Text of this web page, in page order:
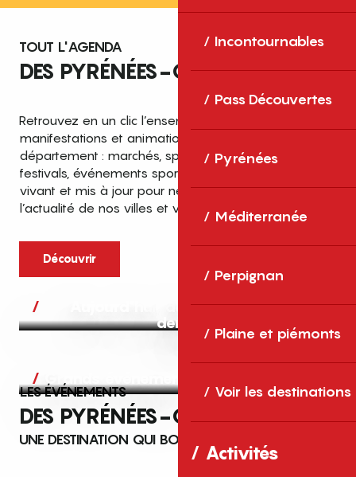
Incontournables
Pass Découvertes
Pyrénées
Méditerranée
Perpignan
Plaine et piémonts
Voir les destinations
Activités
TOUT L'AGENDA
DES PYRÉNÉES-ORIENTALES
Retrouvez en un clic l’ensemble des fêtes,
manifestations et animations recensées dans le
département : marchés, spectacles, expositions,
festivals, événements sportifs et culturels… un agenda
vivant et mis à jour pour ne rien manquer de
l’actualité de nos villes et villages.
Découvrir
Aujourd’hui, demain et après-
demain
Grands événements
LES ÉVÉNEMENTS
DES PYRÉNÉES-ORIENTALES
UNE DESTINATION QUI BOUGE TOUTE L’ANNÉE